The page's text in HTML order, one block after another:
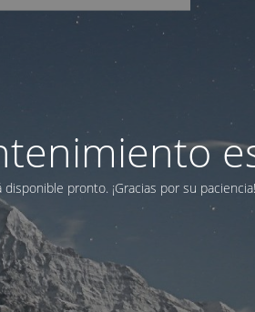
disponible pronto. ¡Gracias por su paciencia!